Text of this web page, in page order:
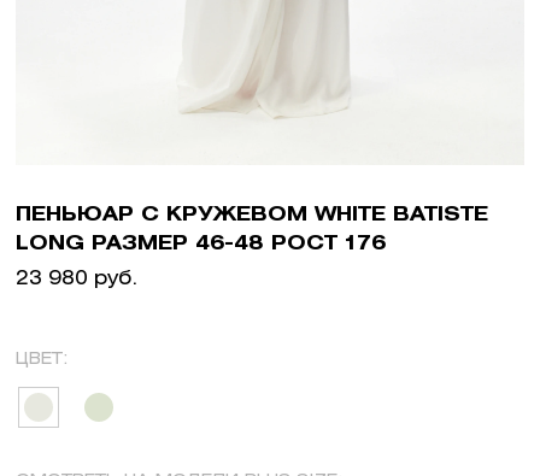
ПЕНЬЮАР С КРУЖЕВОМ WHITE BATISTE
LONG РАЗМЕР 46-48 РОСТ 176
23 980 руб.
ЦВЕТ: